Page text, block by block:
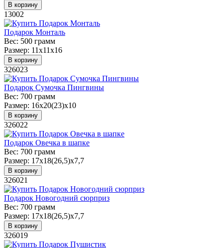
В корзину
13002
Подарок Монталь
Вес: 500 грамм
Размер: 11х11х16
В корзину
326023
Подарок Сумочка Пингвины
Вес: 700 грамм
Размер: 16х20(23)х10
В корзину
326022
Подарок Овечка в шапке
Вес: 700 грамм
Размер: 17х18(26,5)х7,7
В корзину
326021
Подарок Новогодний сюрприз
Вес: 700 грамм
Размер: 17х18(26,5)х7,7
В корзину
326019